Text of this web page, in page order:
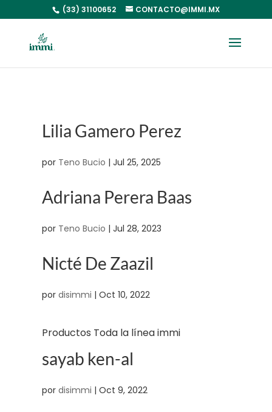
(33) 31100652 CONTACTO@IMMI.MX
Lilia Gamero Perez
por Teno Bucio | Jul 25, 2025
Adriana Perera Baas
por Teno Bucio | Jul 28, 2023
Nicté De Zaazil
por disimmi | Oct 10, 2022
Productos Toda la línea immi
sayab ken-al
por disimmi | Oct 9, 2022